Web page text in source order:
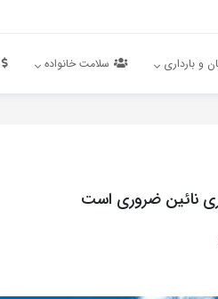
و بارداری سلامت خانواده
نائین ضروری است